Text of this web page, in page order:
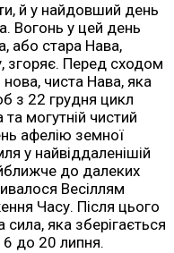
й у найдовший день
Вогонь у цей день
або стара Нава,
згоряє. Перед сходом
чиста Нава, яка
з 22 грудня цикл
могутній чистий
афелію земної
у найвіддаленішій
до далеких
Весіллям
Часу. Після цього
сила, яка зберігається
до 20 липня.